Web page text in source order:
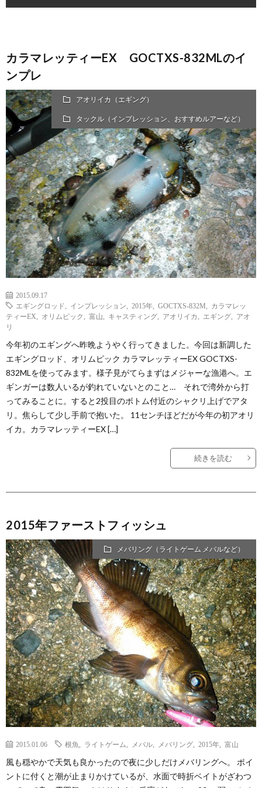
カラマレッティーEX GOCTXS-832MLのイ
ンプレ
アオリイカ（エギング）
タックル（インプレッション、おすすめルアーなど）
2015.09.17
エギングロッド
インプレッション 2015年 GOCTXS-832M
カラマレッ
ティーEX
オリムピック 富山 キャスティング アオリイカ エギング
アオ
リ
今年初のエギングへ昨晩ようやく行ってきました。今回は新調した
エギングロッド、オリムピック カラマレッティーEX GOCTXS-
832MLを使ってみます。様子見がてらまずはメジャーな漁港へ。エ
ギンガーは数人いるが釣れていないとのこと… それで湾外から打
ってみることに。すると2投目のボトム付近のシャクリ上げでアタ
リ。焦らして少し手前で抱いた。 11センチほどだが今年の初アオリ
イカ。カラマレッティーEX […]
続きを読む
2015年ファーストフィッシュ
メバリング（ライトゲーム メバルなど）
2015.01.06 根魚 ライトゲーム メバル メバリング 2015年 富山
風も穏やかで天気も良かったので夜に少しだけメバリングへ。 ポイ
ントに付くと潮が止まりかけているが、水面で時折ベイトがざわつ